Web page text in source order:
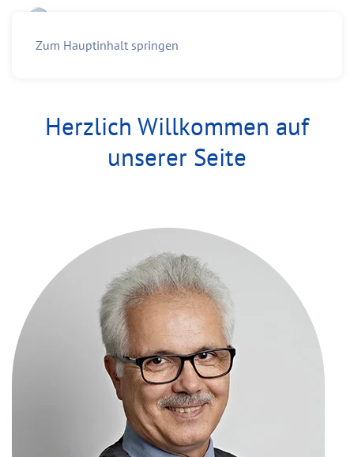
Zum Hauptinhalt springen
Herzlich Willkommen auf
unserer Seite